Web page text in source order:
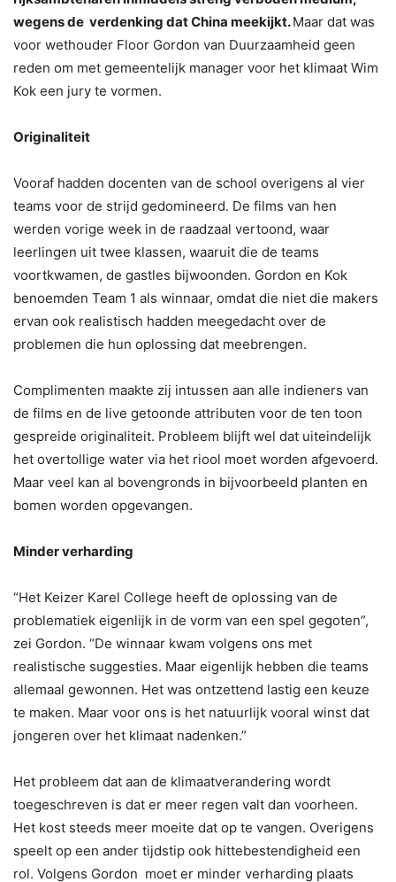
wegens de verdenking dat China meekijkt.Maar dat was
voor wethouder Floor Gordon van Duurzaamheid geen
reden om met gemeentelijk manager voor het klimaat Wim
Kok een jury te vormen.
Originaliteit
Vooraf hadden docenten van de school overigens al vier
teams voor de strijd gedomineerd. De films van hen
werden vorige week in de raadzaal vertoond, waar
leerlingen uit twee klassen, waaruit die de teams
voortkwamen, de gastles bijwoonden. Gordon en Kok
benoemden Team 1 als winnaar, omdat die niet die makers
ervan ook realistisch hadden meegedacht over de
problemen die hun oplossing dat meebrengen.
Complimenten maakte zij intussen aan alle indieners van
de films en de live getoonde attributen voor de ten toon
gespreide originaliteit. Probleem blijft wel dat uiteindelijk
het overtollige water via het riool moet worden afgevoerd.
Maar veel kan al bovengronds in bijvoorbeeld planten en
bomen worden opgevangen.
Minder verharding
“Het Keizer Karel College heeft de oplossing van de
problematiek eigenlijk in de vorm van een spel gegoten”,
zei Gordon. “De winnaar kwam volgens ons met
realistische suggesties. Maar eigenlijk hebben die teams
allemaal gewonnen. Het was ontzettend lastig een keuze
te maken. Maar voor ons is het natuurlijk vooral winst dat
jongeren over het klimaat nadenken.”
Het probleem dat aan de klimaatverandering wordt
toegeschreven is dat er meer regen valt dan voorheen.
Het kost steeds meer moeite dat op te vangen. Overigens
speelt op een ander tijdstip ook hittebestendigheid een
rol. Volgens Gordon moet er minder verharding plaats